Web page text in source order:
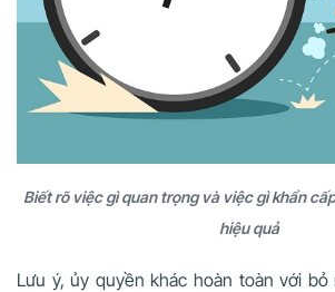
Biết rõ việc gì quan trọng và việc gì khẩn
hiệu quả
Lưu ý, ủy quyền khác hoàn toàn với bỏ